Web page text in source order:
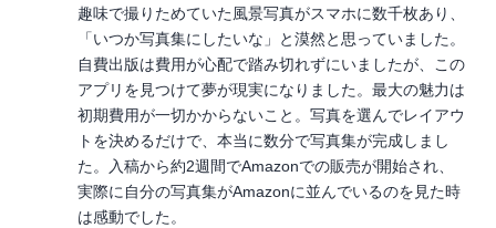
趣味で撮りためていた風景写真がスマホに数千枚あり、
「いつか写真集にしたいな」と漠然と思っていました。
自費出版は費用が心配で踏み切れずにいましたが、この
アプリを見つけて夢が現実になりました。最大の魅力は
初期費用が一切かからないこと。写真を選んでレイアウ
トを決めるだけで、本当に数分で写真集が完成しまし
た。入稿から約2週間でAmazonでの販売が開始され、
実際に自分の写真集がAmazonに並んでいるのを見た時
は感動でした。